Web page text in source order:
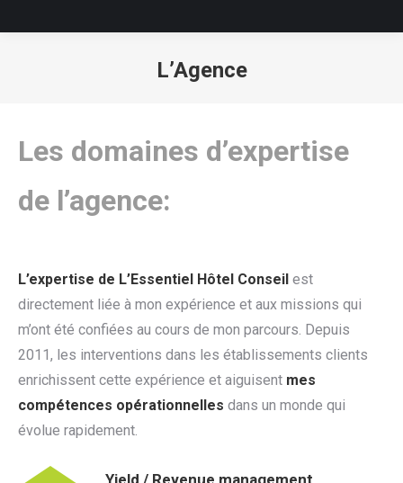
L’Agence
Les domaines d’expertise
de l’agence:
L’expertise de L’Essentiel Hôtel Conseil est
directement liée à mon expérience et aux missions qui
m’ont été confiées au cours de mon parcours. Depuis
2011, les interventions dans les établissements clients
enrichissent cette expérience et aiguisent mes
compétences opérationnelles dans un monde qui
évolue rapidement.
Yield / Revenue management